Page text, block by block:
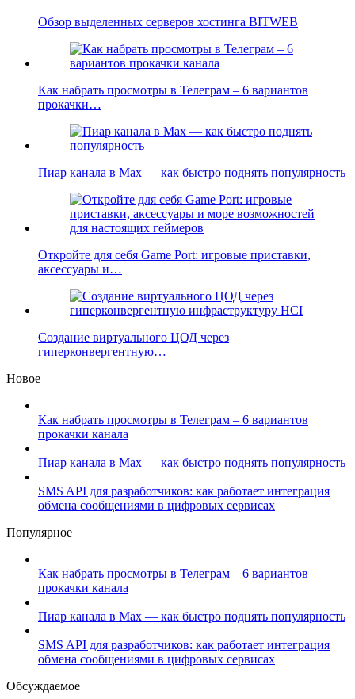
Обзор выделенных серверов хостинга BITWEB
Как набрать просмотры в Телеграм – 6 вариантов
прокачки…
Пиар канала в Max — как быстро поднять популярность
Откройте для себя Game Port: игровые приставки,
аксессуары и…
Создание виртуального ЦОД через
гиперконвергентную…
Новое
Как набрать просмотры в Телеграм – 6 вариантов
прокачки канала
Пиар канала в Max — как быстро поднять популярность
SMS API для разработчиков: как работает интеграция
обмена сообщениями в цифровых сервисах
Популярное
Как набрать просмотры в Телеграм – 6 вариантов
прокачки канала
Пиар канала в Max — как быстро поднять популярность
SMS API для разработчиков: как работает интеграция
обмена сообщениями в цифровых сервисах
Обсуждаемое